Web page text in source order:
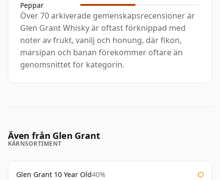
Peppar
Över 70 arkiverade gemenskapsrecensioner är
Glen Grant Whisky är oftast förknippad med
noter av frukt, vanilj och honung, där fikon,
marsipan och banan förekommer oftare än
genomsnittet för kategorin.
Även från Glen Grant
KÄRNSORTIMENT
Glen Grant 10 Year Old40%